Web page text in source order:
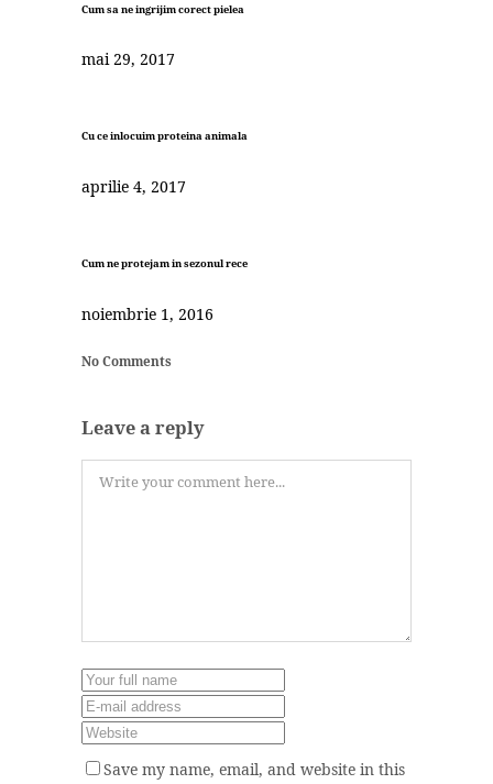
Cum sa ne ingrijim corect pielea
mai 29, 2017
Cu ce inlocuim proteina animala
aprilie 4, 2017
Cum ne protejam in sezonul rece
noiembrie 1, 2016
No Comments
Leave a reply
Save my name, email, and website in this